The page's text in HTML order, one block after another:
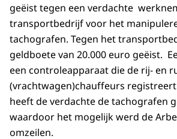
geëist tegen een verdachte
transportbedrijf voor het
tachografen. Tegen het
geldboete van 20.000 euro geëist.
een controleapparaat die de rij- en
(vrachtwagen)chauffeurs
heeft de verdachte de tachografen
waardoor het mogelijk werd de
omzeilen.